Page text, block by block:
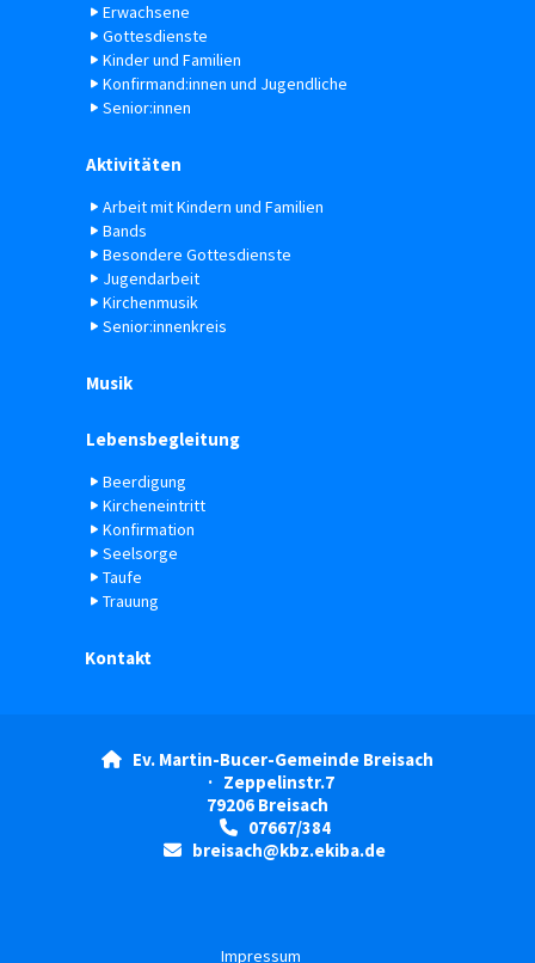
Erwachsene
Gottesdienste
Kinder und Familien
Konfirmand:innen und Jugendliche
Senior:innen
Aktivitäten
Arbeit mit Kindern und Familien
Bands
Besondere Gottesdienste
Jugendarbeit
Kirchenmusik
Senior:innenkreis
Musik
Lebensbegleitung
Beerdigung
Kircheneintritt
Konfirmation
Seelsorge
Taufe
Trauung
Kontakt

Ev. Martin-Bucer-Gemeinde Breisach
· Zeppelinstr.7
79206 Breisach
07667/384
 breisach@kbz.ekiba.de
Impressum